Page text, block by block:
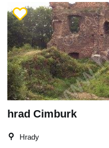
hrad Cimburk
Hrady